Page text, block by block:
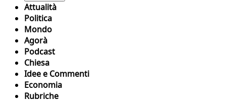
Attualità
Politica
Mondo
Agorà
Podcast
Chiesa
Idee e Commenti
Economia
Rubriche